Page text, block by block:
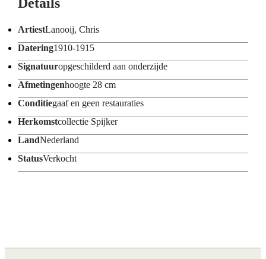
ArtiestLanooij, Chris
Datering1910-1915
Signatuuropgeschilderd aan onderzijde
Afmetingenhoogte 28 cm
Conditiegaaf en geen restauraties
Herkomstcollectie Spijker
LandNederland
StatusVerkocht